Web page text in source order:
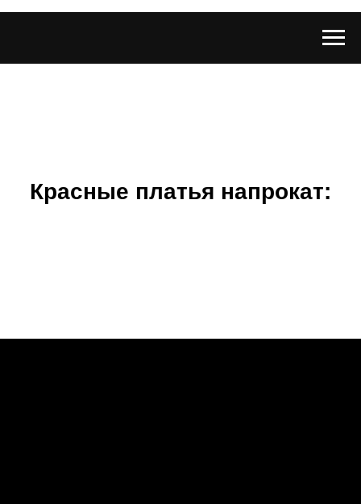
Красные платья напрокат: